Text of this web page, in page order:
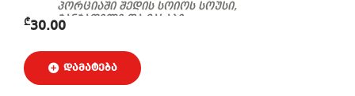
პორციაში შედის სოიოს სოუსი,
ჯანჯაფილი და ვასაბი.
₾30.00